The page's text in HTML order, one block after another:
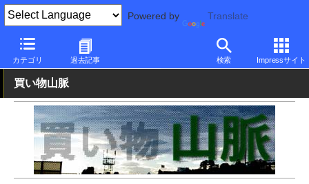
Powered by Translate
カテゴリ 過去記事 検索 Impressサイト
PC Watch 市場 IoT
買い物山脈